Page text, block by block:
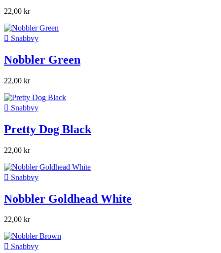
22,00 kr
 Snabbvy
Nobbler Green
22,00 kr
 Snabbvy
Pretty Dog Black
22,00 kr
 Snabbvy
Nobbler Goldhead White
22,00 kr
 Snabbvy